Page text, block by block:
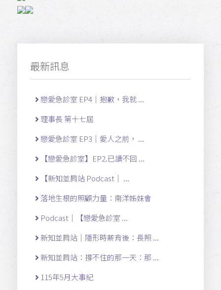
最新訊息
戀愛急診室 EP4｜抱歉，我就 ...
理事長 第十七屆
戀愛急診室 EP3｜愛人之前， ...
【戀愛急診室】EP2.已讀不回 ...
【新知並肩站 Podcast｜ ...
落地生根的照顧力量：南洋姊妹會
Podcast｜【戀愛急診室 ...
新知並肩站｜隱形時薪背後：長照 ...
新知並肩站：撐不住的那一天：那 ...
115年5月大事紀